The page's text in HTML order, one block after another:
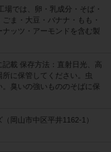
では、卵・乳成分・そば・
ま・大豆・バナナ・もも・
ッツ・アーモンドを含む製
載 保存方法：直射日光、高
に保管してください。虫
臭いの強いもののそばに保
岡山市中区平井1162-1）